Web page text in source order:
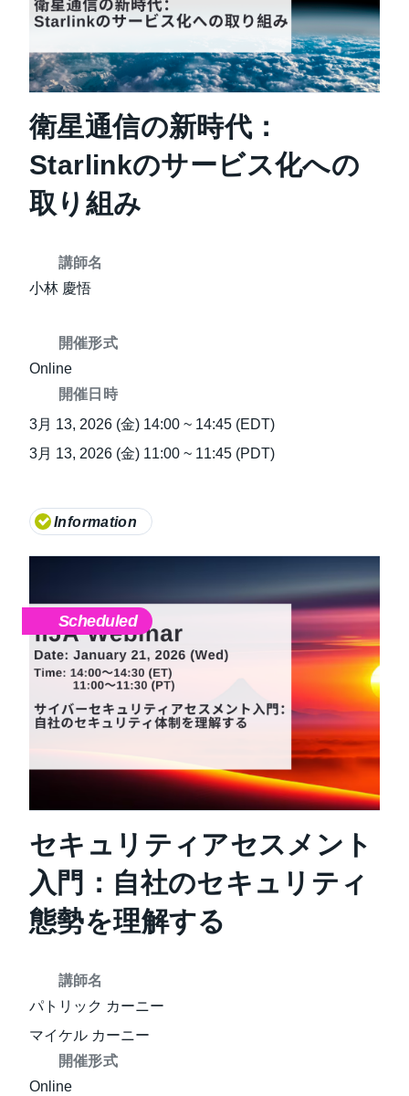
衛星通信の新時代：
Starlinkのサービス化への
取り組み
講師名
小林 慶悟
開催形式
Online
開催日時
3月 13, 2026 (金) 14:00 ~ 14:45 (EDT)
3月 13, 2026 (金) 11:00 ~ 11:45 (PDT)
Information
Scheduled
セキュリティアセスメント
入門：自社のセキュリティ
態勢を理解する
講師名
パトリック カーニー
マイケル カーニー
開催形式
Online